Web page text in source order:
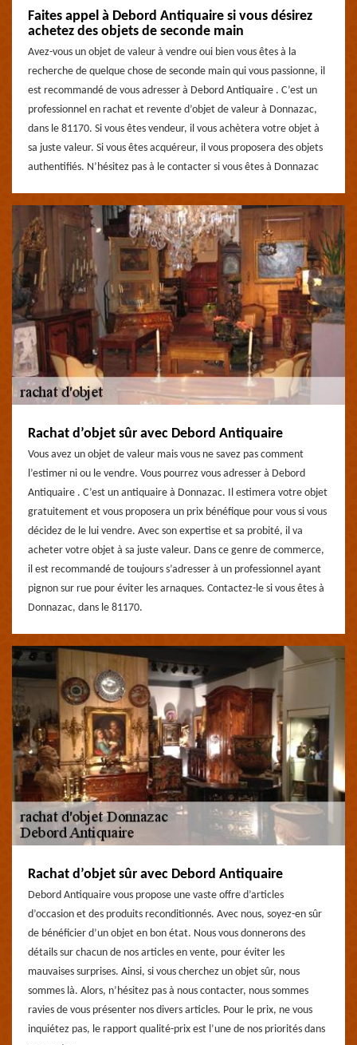
Faites appel à Debord Antiquaire si vous désirez
achetez des objets de seconde main
Avez-vous un objet de valeur à vendre oui bien vous êtes à la
recherche de quelque chose de seconde main qui vous passionne, il
est recommandé de vous adresser à Debord Antiquaire . C’est un
professionnel en rachat et revente d’objet de valeur à Donnazac,
dans le 81170. Si vous êtes vendeur, il vous achètera votre objet à
sa juste valeur. Si vous êtes acquéreur, il vous proposera des objets
authentifiés. N’hésitez pas à le contacter si vous êtes à Donnazac
Rachat d’objet sûr avec Debord Antiquaire
Vous avez un objet de valeur mais vous ne savez pas comment
l’estimer ni ou le vendre. Vous pourrez vous adresser à Debord
Antiquaire . C’est un antiquaire à Donnazac. Il estimera votre objet
gratuitement et vous proposera un prix bénéfique pour vous si vous
décidez de le lui vendre. Avec son expertise et sa probité, il va
acheter votre objet à sa juste valeur. Dans ce genre de commerce,
il est recommandé de toujours s’adresser à un professionnel ayant
pignon sur rue pour éviter les arnaques. Contactez-le si vous êtes à
Donnazac, dans le 81170.
Rachat d’objet sûr avec Debord Antiquaire
Debord Antiquaire vous propose une vaste offre d’articles
d’occasion et des produits reconditionnés. Avec nous, soyez-en sûr
de bénéficier d’un objet en bon état. Nous vous donnerons des
détails sur chacun de nos articles en vente, pour éviter les
mauvaises surprises. Ainsi, si vous cherchez un objet sûr, nous
sommes là. Alors, n’hésitez pas à nous contacter, nous sommes
ravies de vous présenter nos divers articles. Pour le prix, ne vous
inquiétez pas, le rapport qualité-prix est l’une de nos priorités dans